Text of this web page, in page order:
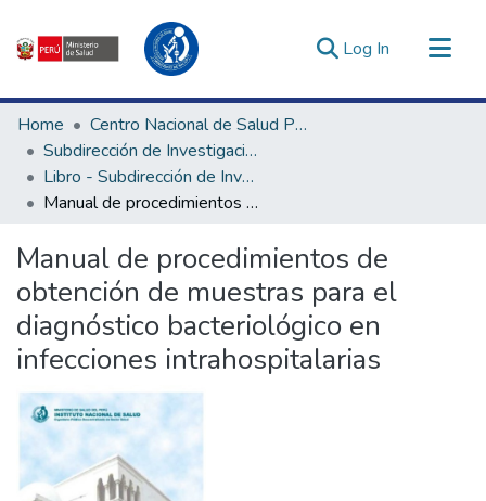
Log In (current)
Communities & Collections
All of DSpace
Statistics
Estadísticas Externas
Enlaces de interés ▾
Home
Centro Nacional de Salud Pública
Subdirección de Investigación y Laboratorios de Enfermedades No Transmisibles
Libro - Subdirección de Investigación y Laboratorios de Enfermedades No Transmisibles
Manual de procedimientos de obtención de muestras para el diagnóstico bacteriológico en infecciones intrahospitalarias
Manual de procedimientos de
obtención de muestras para el
diagnóstico bacteriológico en
infecciones intrahospitalarias